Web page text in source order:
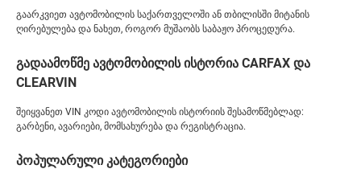
გაარკვიეთ ავტომობილის საქართველოში ან თბილისში მიტანის
ღირებულება და ნახეთ, როგორ მუშაობს საბაჟო პროცედურა.
გადაამოწმე ავტომობილის ისტორია CARFAX და
CLEARVIN
შეიყვანეთ VIN კოდი ავტომობილის ისტორიის შესამოწმებლად:
გარბენი, ავარიები, მომსახურება და რეგისტრაცია.
პოპულარული კატეგორიები